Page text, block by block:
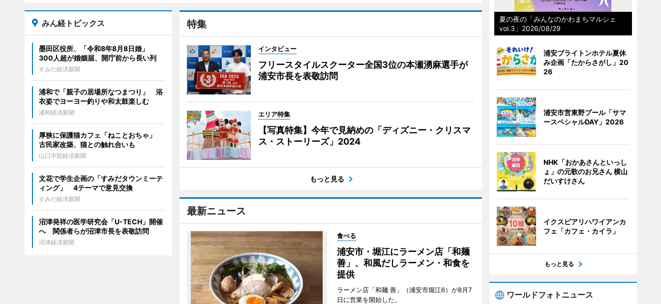
特集
インタビュー
フリースタイルスクーター全国3位の本瀬湧麻選手が
浦安市長を表敬訪問
エリア特集
【写真特集】今年で見納めの「ディズニー・クリスマ
ス・ストーリーズ」2024
もっと見る
最新ニュース
食べる
浦安市・堀江にラーメン店「和麺
善」、和風だしラーメン・和食を
提供
ラーメン店「和麺 善」（浦安市堀江6）が8月7
日に営業を開始した。
みん経トピックス
墨田区役所、「令和8年8月8日婚」
300人超が婚姻届、開庁前から長い列
すみだ経済新聞
浦和で「親子の居場所なつまつり」 浴
衣姿でヨーヨー釣りや和太鼓楽しむ
浦和経済新聞
厚狭に保護猫カフェ「ねことおちゃ」
古民家改築、猫との触れ合いも
山口宇部経済新聞
文花で学生企画の「すみだタウンミーテ
ィング」 4テーマで意見交換
すみだ経済新聞
沼津発祥の医学研究会「U-TECH」開催
へ 関係者らが沼津市長を表敬訪問
沼津経済新聞
夏の夜の「みんなのかわまちマルシェ
vol.3」2026/08/29
浦安ブライトンホテル夏休
み企画「たからさがし」20
26
浦安市営東野プール「サマ
ースペシャルDAY」2026
NHK「おかあさんといっし
ょ」の元歌のお兄さん 横山
だいすけさん
イクスピアリハワイアンカ
フェ「カフェ・カイラ」
もっと見る
ワールドフォトニュース